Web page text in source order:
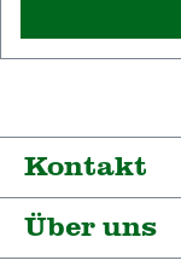
Kontakt
Über uns